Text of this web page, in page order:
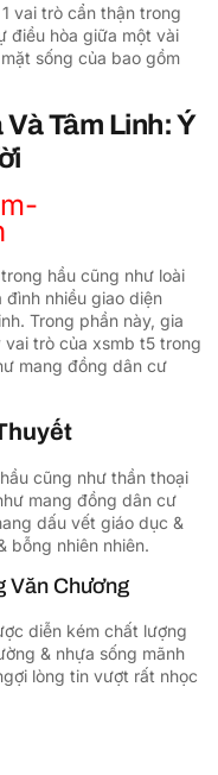
vai trò cẩn thận trong
điều hòa giữa một vài
sống của bao gồm
Tâm Linh: Ý
hầu cũng như loài
nhiều giao diện
Trong phần này, gia
trò của xsmb t5 trong
mang đồng dân cư
cũng như thần thoại
mang đồng dân cư
dấu vết giáo dục &
bỗng nhiên nhiên.
Văn Chương
diễn kém chất lượng
& nhựa sống mãnh
lòng tin vượt rất nhọc